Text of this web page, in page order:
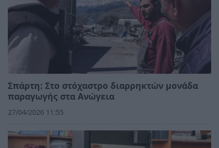
Σπάρτη: Στο στόχαστρο διαρρηκτών μονάδα
παραγωγής στα Ανώγεια
27/04/2026 11:55